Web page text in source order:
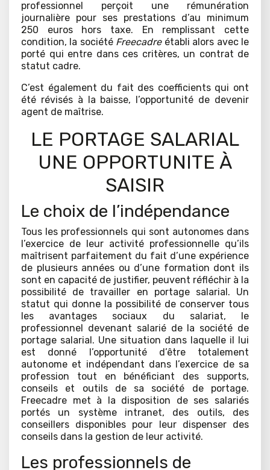
professionnel perçoit une rémunération
journalière pour ses prestations d’au minimum
250 euros hors taxe. En remplissant cette
condition, la société Freecadreétabli alors avec le
porté qui entre dans ces critères, un contrat de
statut cadre.
C’est également du fait des coefficients qui ont
été révisés à la baisse, l’opportunité de devenir
agent de maîtrise.
LE PORTAGE SALARIAL
UNE OPPORTUNITE À
SAISIR
Le choix de l’indépendance
Tous les professionnels qui sont autonomes dans
l’exercice de leur activité professionnelle qu’ils
maîtrisent parfaitement du fait d’une expérience
de plusieurs années ou d’une formation dont ils
sont en capacité de justifier, peuvent réfléchir à la
possibilité de travailler en portage salarial. Un
statut qui donne la possibilité de conserver tous
les avantages sociaux du salariat, le
professionnel devenant salarié de la société de
portage salarial. Une situation dans laquelle il lui
est donné l’opportunité d’être totalement
autonome et indépendant dans l’exercice de sa
profession tout en bénéficiant des supports,
conseils et outils de sa société de portage.
Freecadre met à la disposition de ses salariés
portés un système intranet, des outils, des
conseillers disponibles pour leur dispenser des
conseils dans la gestion de leur activité.
Les professionnels de